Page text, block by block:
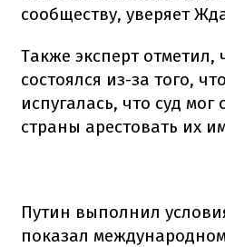
сообществу, уверяет
Также эксперт отметил,
состоялся из-за того,
испугалась, что суд мог
страны арестовать их
Путин выполнил
показал